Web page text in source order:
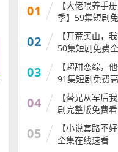
01
【大佬喂养手
季】59集短剧
02
【开荒买山，
50集短剧免费
03
【超甜恋综，
91集短剧免费
04
【替兄从军后
剧完整版免费看
05
【小说套路不
全集在线速看